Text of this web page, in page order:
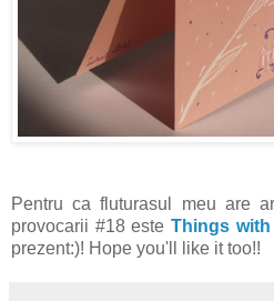
Pentru ca fluturasul meu are
provocarii #18 este Things with
prezent:)! Hope you'll like it too!!